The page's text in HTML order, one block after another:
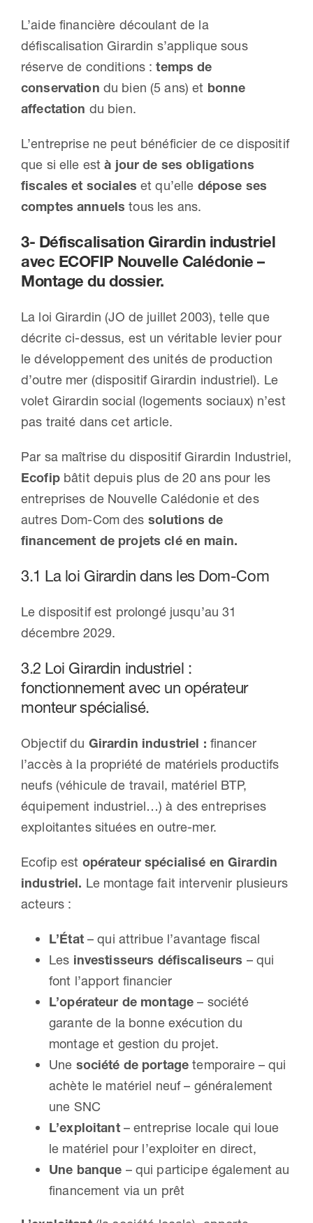
L’aide financière découlant de la
défiscalisation Girardin s’applique sous
réserve de conditions : temps de
conservation du bien (5 ans) et bonne
affectation du bien.
L’entreprise ne peut bénéficier de ce dispositif
que si elle està jour de ses obligations
fiscales et socialeset qu’elle dépose ses
comptes annuelstous les ans.
3- Défiscalisation Girardin industriel
avec ECOFIP Nouvelle Calédonie –
Montage du dossier.
La loi Girardin (JO de juillet 2003), telle que
décrite ci-dessus, est un véritable levier pour
le développement des unités de production
d’outre mer (dispositif Girardin industriel). Le
volet Girardin social (logements sociaux) n’est
pas traité dans cet article.
Par sa maîtrise du dispositif Girardin Industriel,
Ecofipbâtit depuis plus de 20 ans pour les
entreprises de Nouvelle Calédonie et des
autres Dom-Com des solutions de
financement de projets clé en main.
3.1 La loi Girardin dans les Dom-Com
Le dispositif est prolongé jusqu’au 31
décembre 2029.
3.2 Loi Girardin industriel :
fonctionnement avec un opérateur
monteur spécialisé.
Objectif du Girardin industriel : financer
l’accès à la propriété de matériels productifs
neufs (véhicule de travail, matériel BTP,
équipement industriel…) à des entreprises
exploitantes situées en outre-mer.
Ecofip est opérateur spécialisé en Girardin
industriel. Le montage fait intervenir plusieurs
acteurs :
L’État – qui attribue l’avantage fiscal
Les investisseurs défiscaliseurs – qui
font l’apport financier
L’opérateur de montage – société
garante de la bonne exécution du
montage et gestion du projet.
Une société de portage temporaire – qui
achète le matériel neuf – généralement
une SNC
L’exploitant– entreprise locale qui loue
le matériel pour l’exploiter en direct,
Une banque – qui participe également au
financement via un prêt